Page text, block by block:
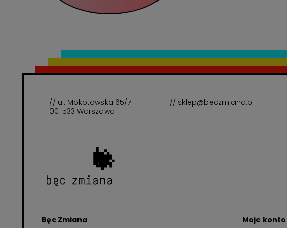
// ul. Mokotowska 65/7
00-533 Warszawa
// sklep@beczmiana.pl
Bęc Zmiana Moje konto